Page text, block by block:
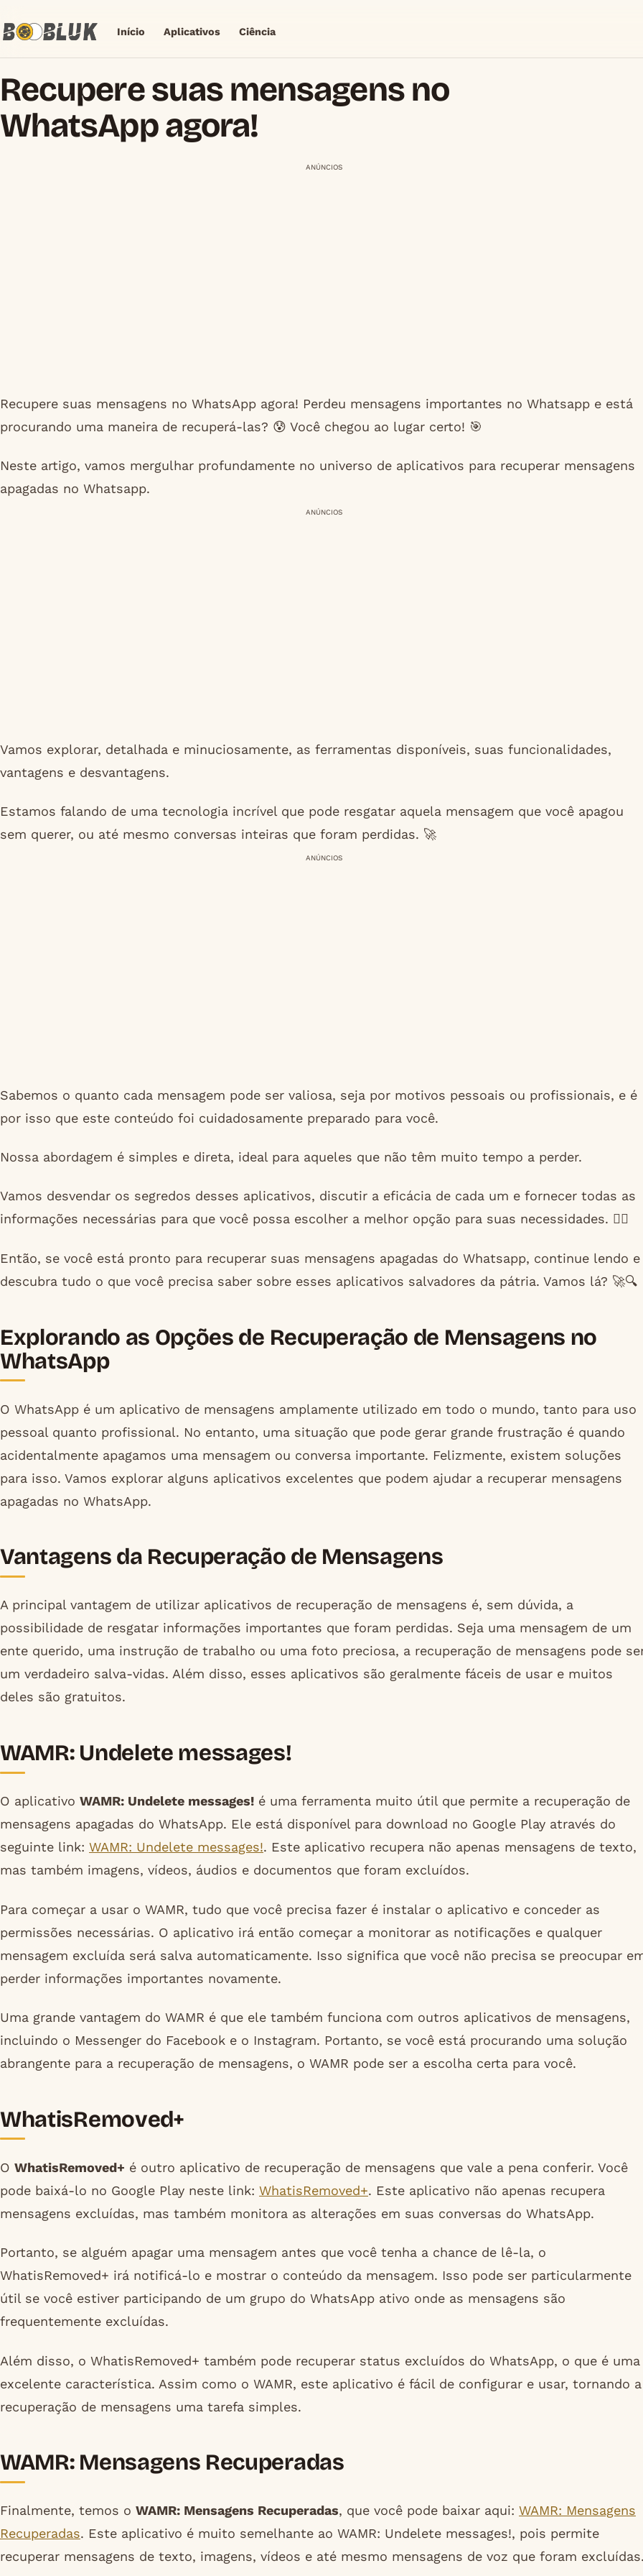
Início Aplicativos Ciência
Recupere suas mensagens no
WhatsApp agora!
ANÚNCIOS
Recupere suas mensagens no WhatsApp agora! Perdeu mensagens importantes no Whatsapp e está
procurando uma maneira de recuperá-las? 😰 Você chegou ao lugar certo! 🎯
Neste artigo, vamos mergulhar profundamente no universo de aplicativos para recuperar mensagens
apagadas no Whatsapp.
ANÚNCIOS
Vamos explorar, detalhada e minuciosamente, as ferramentas disponíveis, suas funcionalidades,
vantagens e desvantagens.
Estamos falando de uma tecnologia incrível que pode resgatar aquela mensagem que você apagou
sem querer, ou até mesmo conversas inteiras que foram perdidas. 🚀
ANÚNCIOS
Sabemos o quanto cada mensagem pode ser valiosa, seja por motivos pessoais ou profissionais, e é
por isso que este conteúdo foi cuidadosamente preparado para você.
Nossa abordagem é simples e direta, ideal para aqueles que não têm muito tempo a perder.
Vamos desvendar os segredos desses aplicativos, discutir a eficácia de cada um e fornecer todas as
informações necessárias para que você possa escolher a melhor opção para suas necessidades. 🕵️‍♂️
Então, se você está pronto para recuperar suas mensagens apagadas do Whatsapp, continue lendo e
descubra tudo o que você precisa saber sobre esses aplicativos salvadores da pátria. Vamos lá? 🚀🔍
Explorando as Opções de Recuperação de Mensagens no
WhatsApp
O WhatsApp é um aplicativo de mensagens amplamente utilizado em todo o mundo, tanto para uso
pessoal quanto profissional. No entanto, uma situação que pode gerar grande frustração é quando
acidentalmente apagamos uma mensagem ou conversa importante. Felizmente, existem soluções
para isso. Vamos explorar alguns aplicativos excelentes que podem ajudar a recuperar mensagens
apagadas no WhatsApp.
Vantagens da Recuperação de Mensagens
A principal vantagem de utilizar aplicativos de recuperação de mensagens é, sem dúvida, a
possibilidade de resgatar informações importantes que foram perdidas. Seja uma mensagem de um
ente querido, uma instrução de trabalho ou uma foto preciosa, a recuperação de mensagens pode
um verdadeiro salva-vidas. Além disso, esses aplicativos são geralmente fáceis de usar e muitos
deles são gratuitos.
WAMR: Undelete messages!
O aplicativo WAMR: Undelete messages! é uma ferramenta muito útil que permite a recuperação de
mensagens apagadas do WhatsApp. Ele está disponível para download no Google Play através do
seguinte link: WAMR: Undelete messages!. Este aplicativo recupera não apenas mensagens de texto,
mas também imagens, vídeos, áudios e documentos que foram excluídos.
Para começar a usar o WAMR, tudo que você precisa fazer é instalar o aplicativo e conceder as
permissões necessárias. O aplicativo irá então começar a monitorar as notificações e qualquer
mensagem excluída será salva automaticamente. Isso significa que você não precisa se preocupar
perder informações importantes novamente.
Uma grande vantagem do WAMR é que ele também funciona com outros aplicativos de mensagens,
incluindo o Messenger do Facebook e o Instagram. Portanto, se você está procurando uma solução
abrangente para a recuperação de mensagens, o WAMR pode ser a escolha certa para você.
WhatisRemoved+
O WhatisRemoved+ é outro aplicativo de recuperação de mensagens que vale a pena conferir. Você
pode baixá-lo no Google Play neste link: WhatisRemoved+. Este aplicativo não apenas recupera
mensagens excluídas, mas também monitora as alterações em suas conversas do WhatsApp.
Portanto, se alguém apagar uma mensagem antes que você tenha a chance de lê-la, o
WhatisRemoved+ irá notificá-lo e mostrar o conteúdo da mensagem. Isso pode ser particularmente
útil se você estiver participando de um grupo do WhatsApp ativo onde as mensagens são
frequentemente excluídas.
Além disso, o WhatisRemoved+ também pode recuperar status excluídos do WhatsApp, o que é uma
excelente característica. Assim como o WAMR, este aplicativo é fácil de configurar e usar, tornando a
recuperação de mensagens uma tarefa simples.
WAMR: Mensagens Recuperadas
Finalmente, temos o WAMR: Mensagens Recuperadas, que você pode baixar aqui: WAMR: Mensagens
Recuperadas. Este aplicativo é muito semelhante ao WAMR: Undelete messages!, pois permite
recuperar mensagens de texto, imagens, vídeos e até mesmo mensagens de voz que foram